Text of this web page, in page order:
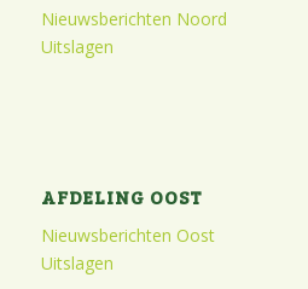
Nieuwsberichten Noord
Uitslagen
AFDELING OOST
Nieuwsberichten Oost
Uitslagen